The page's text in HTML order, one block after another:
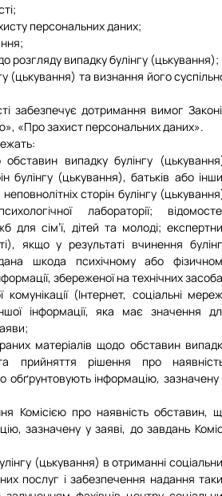
персональних даних;
розгляду випадку булінгу (цькування);
(цькування) та визнання його
забезпечує дотримання вимог
«Про захист персональних даних».
випадку булінгу
булінгу (цькування), батьків або
сторін булінгу
лабораторії;
для сім’ї, дітей та молоді;
якщо у результаті вчинення
шкода психічному або
збереженої на технічних
(Інтернет, соціальні
інформації, яка має значення
матеріалів щодо обставин
прийняття рішення про
обґрунтовують інформацію, зазначену
Комісією про наявність обставин,
зазначену у заяві, до завдань
(цькування) в отриманні
послуг і забезпечення надання